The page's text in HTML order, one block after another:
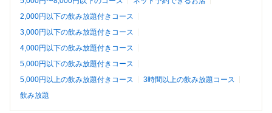
2,000円以下の飲み放題付きコース
3,000円以下の飲み放題付きコース
4,000円以下の飲み放題付きコース
5,000円以下の飲み放題付きコース
5,000円以上の飲み放題付きコース
3時間以上の飲み放題コース
飲み放題